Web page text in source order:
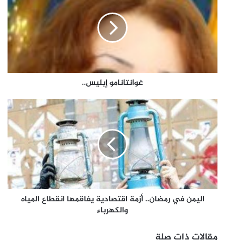
غوانتانامو إبليس..
اليمن في رمضان.. أزمة اقتصادية يفاقمها انقطاع المياه
والكهرباء
مقالات ذات صلة